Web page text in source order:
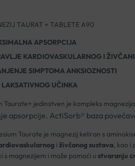
TAURAT + TABLETE A90
APSORPCIJA
KARDIOVASKULARNOG I
SIMPTOMA ANKSIOZNOSTI
LAKSATIVNOG UČINKA
Taurate+ jedinstven je kompleks
apsorpcije. ActiSorb® baza
Taurate je magnezij keliran s
i živčanog sustava, kao i
s magnezijem i može pomoći u stvaranju